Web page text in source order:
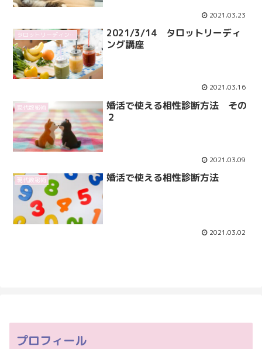
2021.03.23
タロットリーディング講座
2021/3/14 タロットリーディ
ング講座
2021.03.16
現代数秘術
婚活で使える相性診断方法 その
２
2021.03.09
現代数秘術 婚活で使える相性診断方法
2021.03.02
プロフィール